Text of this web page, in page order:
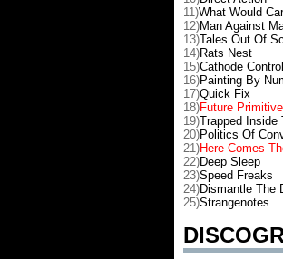
11)What Would
12)Man Against
13)Tales Out Of
14)Rats Nest
15)Cathode Control
16)Painting By
17)Quick Fix
18)Future Primitive
19)Trapped Inside
20)Politics Of
21)Here Comes
22)Deep Sleep
23)Speed Freaks
24)Dismantle The
25)Strangenotes